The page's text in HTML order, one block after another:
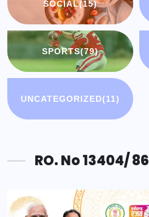
SOCIAL(15)
SPORTS(79)
UNCATEGORIZED(11)
RO. No 13404/ 86